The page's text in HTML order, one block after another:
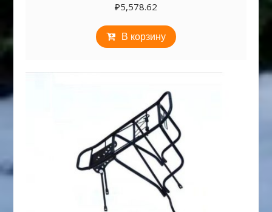
₽5,578.62
В корзину